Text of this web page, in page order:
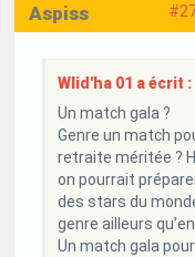
Aspiss
Wlid'ha 01 a écrit :
Un match gala ?
Genre un match
retraite méritée ?
on pourrait
des stars du
genre ailleurs qu'en
Un match gala